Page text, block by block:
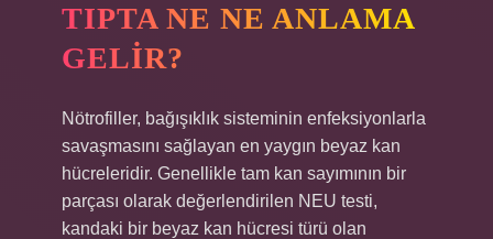
TIPTA NE NE ANLAMA
GELIR?
Nötrofiller, bağışıklık sisteminin enfeksiyonlarla
savaşmasını sağlayan en yaygın beyaz kan
hücreleridir. Genellikle tam kan sayımının bir
parçası olarak değerlendirilen NEU testi,
kandaki bir beyaz kan hücresi türü olan